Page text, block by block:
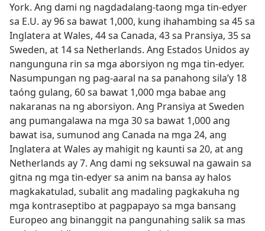
York. Ang dami ng nagdadalang-taong mga tin-edyer
sa E.U. ay 96 sa bawat 1,000, kung ihahambing sa 45 sa
Inglatera at Wales, 44 sa Canada, 43 sa Pransiya, 35 sa
Sweden, at 14 sa Netherlands. Ang Estados Unidos ay
nangunguna rin sa mga aborsiyon ng mga tin-edyer.
Nasumpungan ng pag-aaral na sa panahong sila’y 18
taóng gulang, 60 sa bawat 1,000 mga babae ang
nakaranas na ng aborsiyon. Ang Pransiya at Sweden
ang pumangalawa na mga 30 sa bawat 1,000 ang
bawat isa, sumunod ang Canada na mga 24, ang
Inglatera at Wales ay mahigit ng kaunti sa 20, at ang
Netherlands ay 7. Ang dami ng seksuwal na gawain sa
gitna ng mga tin-edyer sa anim na bansa ay halos
magkakatulad, subalit ang madaling pagkakuha ng
mga kontraseptibo at pagpapayo sa mga bansang
Europeo ang binanggit na pangunahing salik sa mas